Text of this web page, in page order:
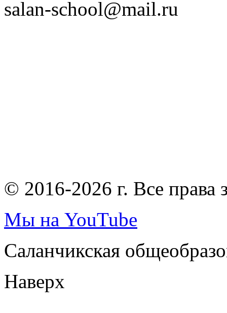
salan-school@mail.ru
© 2016-2026 г. Все
Мы на YouTube
Саланчикская
Наверх